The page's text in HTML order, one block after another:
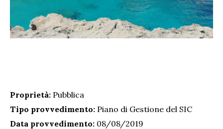
Proprietà: Pubblica
Tipo provvedimento: Piano di Gestione del SIC
Data provvedimento: 08/08/2019